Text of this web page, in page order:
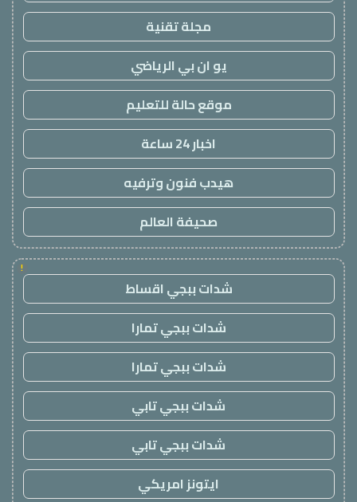
مجلة تقنية
يو ان بي الرياضي
موقع حالة للتعليم
اخبار 24 ساعة
هيدب فنون وترفيه
صحيفة العالم
!
شدات ببجي اقساط
شدات ببجي تمارا
شدات ببجي تمارا
شدات ببجي تابي
شدات ببجي تابي
ايتونز امريكي